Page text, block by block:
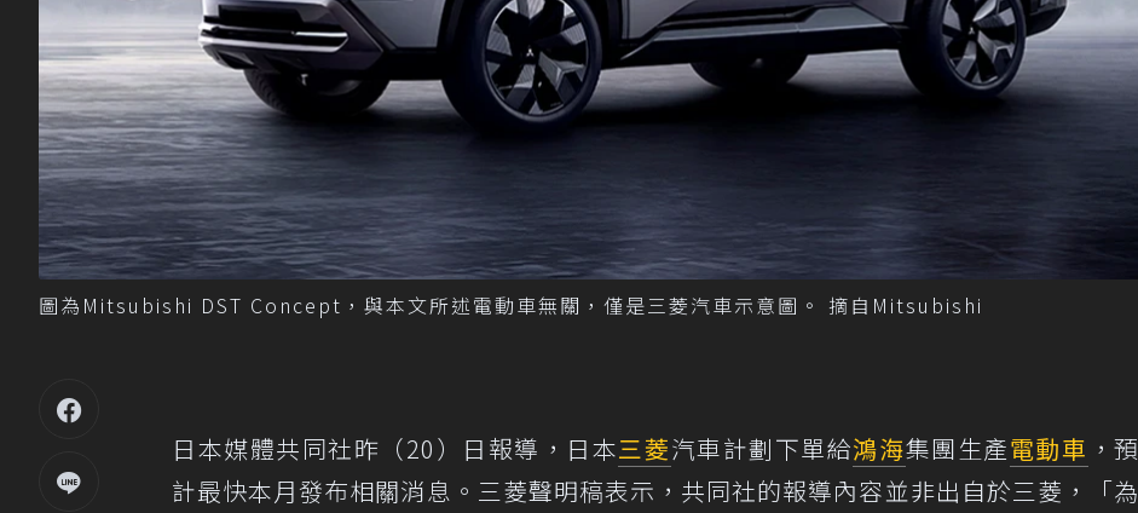
圖為Mitsubishi DST Concept，與本文所述電動車無關，僅是三菱汽車示意圖。 摘自Mitsubishi
日本媒體共同社昨（20）日報導，日本三菱汽車計劃下單給鴻海集團生產電動車 ，預
計最快本月發布相關消息。三菱聲明稿表示，共同社的報導內容並非出自於三菱，「為